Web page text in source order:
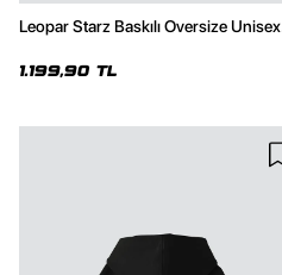
Leopar Starz Baskılı Oversize Unisex
1.199,90 TL